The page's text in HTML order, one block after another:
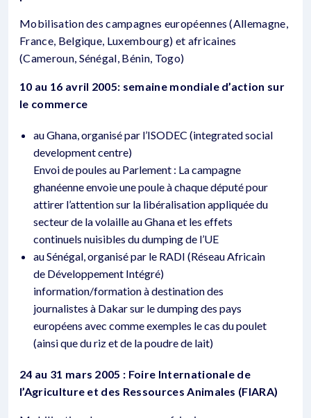
Mobilisation des campagnes européennes (Allemagne,
France, Belgique, Luxembourg) et africaines
(Cameroun, Sénégal, Bénin, Togo)
10 au 16 avril 2005: semaine mondiale d’action sur
le commerce
au Ghana, organisé par l’ISODEC (integrated social
development centre)
Envoi de poules au Parlement : La campagne
ghanéenne envoie une poule à chaque député pour
attirer l’attention sur la libéralisation appliquée du
secteur de la volaille au Ghana et les effets
continuels nuisibles du dumping de l’UE
au Sénégal, organisé par le RADI (Réseau Africain
de Développement Intégré)
information/formation à destination des
journalistes à Dakar sur le dumping des pays
européens avec comme exemples le cas du poulet
(ainsi que du riz et de la poudre de lait)
24 au 31 mars 2005 : Foire Internationale de
l’Agriculture et des Ressources Animales (FIARA)